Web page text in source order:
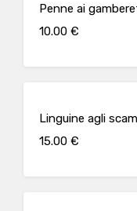
Penne ai
10.00 €
Linguine agli
15.00 €